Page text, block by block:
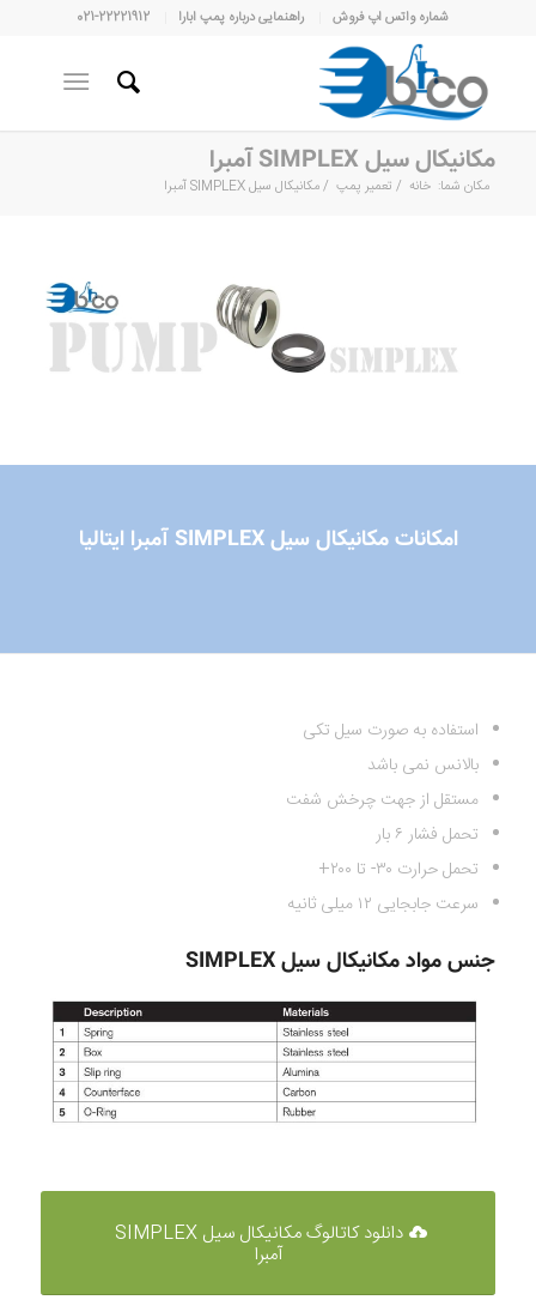
شماره واتس اپ فروش راهنمایی درباره پمپ ابارا 021-22221912
مکانیکال سیل SIMPLEX آمبرا
مکان شما: خانه / تعمیر پمپ /مکانیکال سیل SIMPLEX آمبرا
امکانات مکانیکال سیل SIMPLEX آمبرا ایتالیا
استفاده به صورت سیل تکی
بالانس نمی باشد
مستقل از جهت چرخش شفت
تحمل فشار ۶ بار
تحمل حرارت ۳۰- تا ۲۰۰+
سرعت جابجایی ۱۲ میلی ثانیه
جنس مواد مکانیکال سیل SIMPLEX
دانلود کاتالوگ مکانیکال سیل SIMPLEX
آمبرا